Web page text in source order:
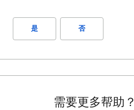
是 否
需要更多帮助？